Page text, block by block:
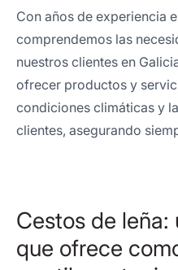
Con años de experiencia
comprendemos las
nuestros clientes en
ofrecer productos y
condiciones climáticas y
clientes, asegurando
Cestos de
que ofrece